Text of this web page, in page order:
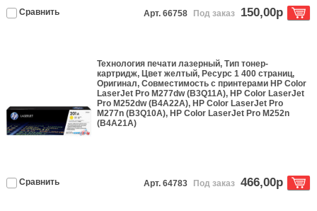
Сравнить
Арт. 66758 Под заказ 150,00р
Технология печатилазерный, Типтонер-
картридж, Цветжелтый, Ресурс1 400 страниц,
Оригинал, Совместимость с принтерами HP Color
LaserJet Pro M277dw (B3Q11A), HP Color LaserJet
Pro M252dw (B4A22A), HP Color LaserJet Pro
M277n (B3Q10A), HP Color LaserJet Pro M252n
(B4A21A)
Сравнить Арт. 64783 Под заказ 466,00р